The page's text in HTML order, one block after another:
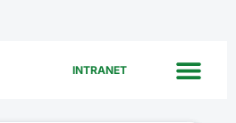
INTRANET